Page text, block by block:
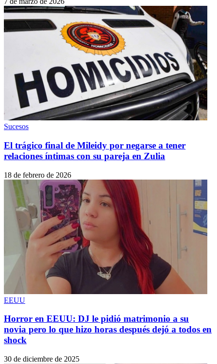
Sucesos
El trágico final de Mileidy por negarse a tener
relaciones íntimas con su pareja en Zulia
18 de febrero de 2026
EEUU
Horror en EEUU: DJ le pidió matrimonio a su
novia pero lo que hizo horas después dejó a todos en
shock
30 de diciembre de 2025